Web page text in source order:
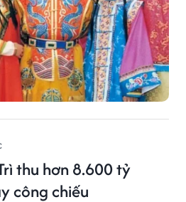
thu hơn 8.600 tỷ
công chiếu